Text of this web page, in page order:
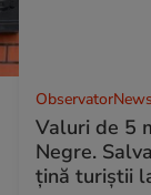
Valuri de 5
Negre.
ţină turiştii